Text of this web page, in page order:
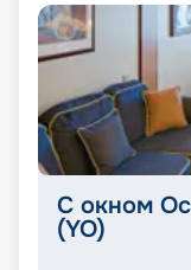
С окном
(YO)